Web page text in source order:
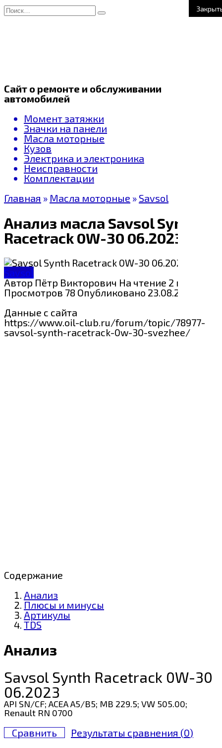
Перейти
к
Search
for:
Сайт о ремонте и обслуживании
автомобилей
Момент затяжки
Значки на панели
Масла моторные
Кузов
Электрика и электроника
Неисправности
Комплектации
Главная » Масла моторные » Savsol
Анализ масла Savsol Synth
Racetrack 0W-30 06.2023
Savsol
Автор Пётр Викторович На чтение 2 мин
Просмотров 78 Опубликовано 23.08.2024
Данные с сайта
https://www.oil-club.ru/forum/topic/78977-
savsol-synth-racetrack-0w-30-svezhee/
Содержание
Анализ
Плюсы и минусы
Артикулы
TDS
Анализ
Savsol Synth Racetrack 0W-30
06.2023
API SN/CF; ACEA A5/B5; MB 229.5; VW 505.00;
Renault RN 0700
Сравнить Результаты сравнения (0)